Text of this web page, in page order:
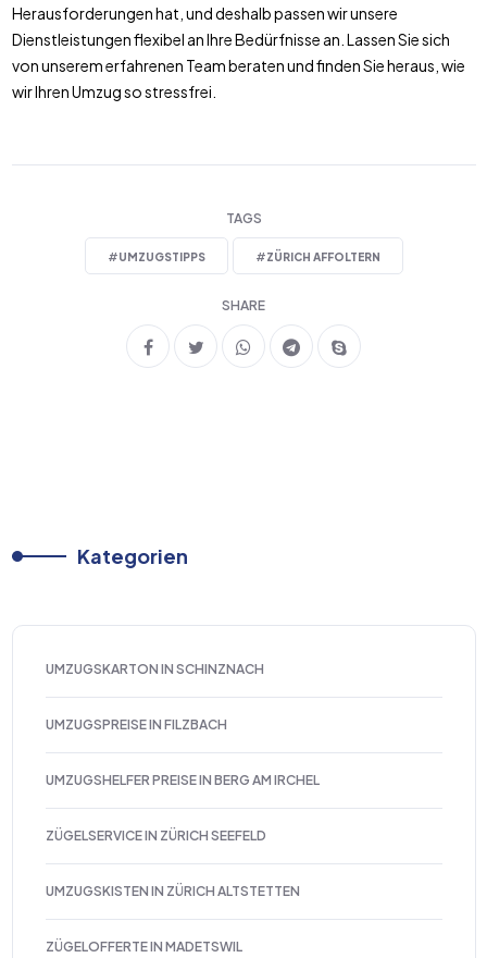
Herausforderungen hat, und deshalb passen wir unsere
Dienstleistungen flexibel an Ihre Bedürfnisse an. Lassen Sie sich
von unserem erfahrenen Team beraten und finden Sie heraus, wie
wir Ihren Umzug so stressfrei.
TAGS
#UMZUGSTIPPS #ZÜRICH AFFOLTERN
SHARE
Kategorien
UMZUGSKARTON IN SCHINZNACH
UMZUGSPREISE IN FILZBACH
UMZUGSHELFER PREISE IN BERG AM IRCHEL
ZÜGELSERVICE IN ZÜRICH SEEFELD
UMZUGSKISTEN IN ZÜRICH ALTSTETTEN
ZÜGELOFFERTE IN MADETSWIL